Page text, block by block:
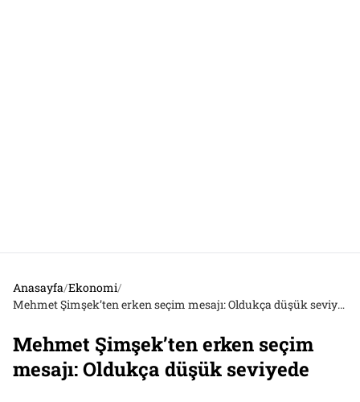
Anasayfa/Ekonomi/
Mehmet Şimşek’ten erken seçim mesajı: Oldukça düşük seviyede
Mehmet Şimşek’ten erken seçim
mesajı: Oldukça düşük seviyede